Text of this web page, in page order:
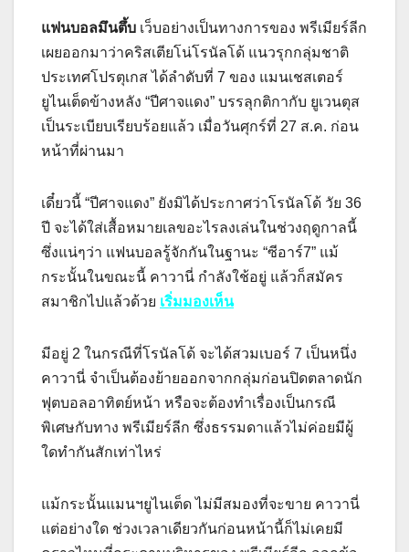
แฟนบอลมึนตึ้บ เว็บอย่างเป็นทางการของ พรีเมียร์ลีก
เผยออกมาว่าคริสเตียโน่โรนัลโด้ แนวรุกกลุ่มชาติ
ประเทศโปรตุเกส ได้ลำดับที่ 7 ของ แมนเชสเตอร์
ยูไนเต็ดข้างหลัง “ปีศาจแดง” บรรลุกติกากับ ยูเวนตุส
เป็นระเบียบเรียบร้อยแล้ว เมื่อวันศุกร์ที่ 27 ส.ค. ก่อน
หน้าที่ผ่านมา
เดี๋ยวนี้ “ปีศาจแดง” ยังมิได้ประกาศว่าโรนัลโด้ วัย 36
ปี จะได้ใส่เสื้อหมายเลขอะไรลงเล่นในช่วงฤดูกาลนี้
ซึ่งแน่ๆว่า แฟนบอลรู้จักกันในฐานะ “ซีอาร์7” แม้
กระนั้นในขณะนี้ คาวานี่ กำลังใช้อยู่ แล้วก็สมัคร
สมาชิกไปแล้วด้วย เริ่มมองเห็น
มีอยู่ 2 ในกรณีที่โรนัลโด้ จะได้สวมเบอร์ 7 เป็นหนึ่ง
คาวานี่ จำเป็นต้องย้ายออกจากกลุ่มก่อนปิดตลาดนัก
ฟุตบอลอาทิตย์หน้า หรือจะต้องทำเรื่องเป็นกรณี
พิเศษกับทาง พรีเมียร์ลีก ซึ่งธรรมดาแล้วไม่ค่อยมีผู้
ใดทำกันสักเท่าไหร่
แม้กระนั้นแมนฯยูไนเต็ด ไม่มีสมองที่จะขาย คาวานี่
แต่อย่างใด ช่วงเวลาเดียวกันก่อนหน้านี้ก็ไม่เคยมี